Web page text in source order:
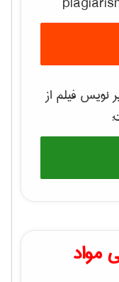
نویس فیلم از
مواد